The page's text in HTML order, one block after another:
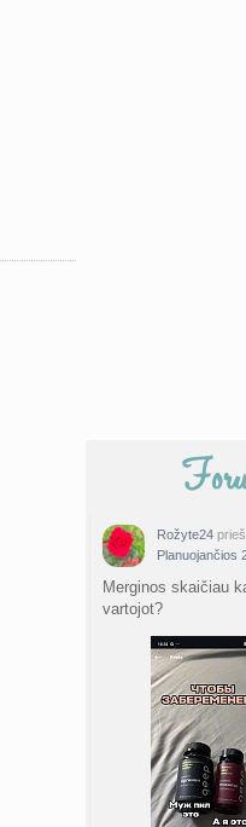
Rožyte24
Planuojančios
Merginos skaičiau
vartojot?